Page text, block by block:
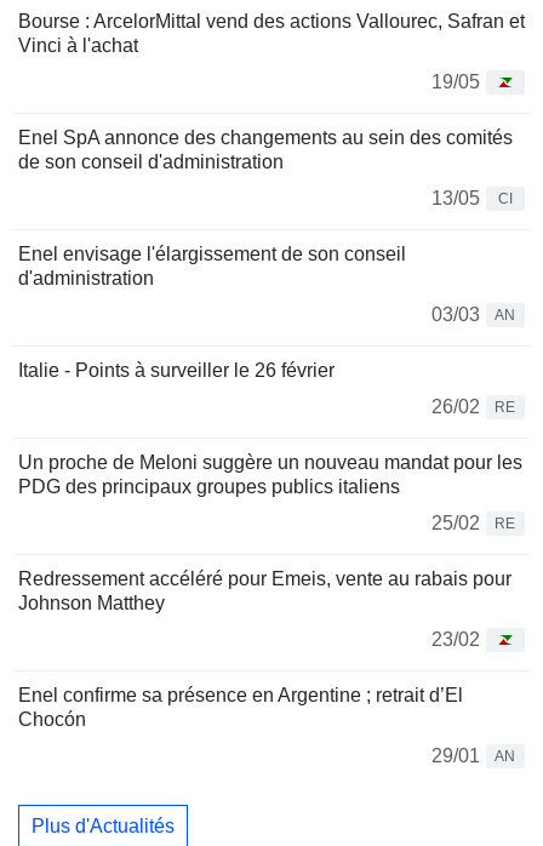
Bourse : ArcelorMittal vend des actions Vallourec, Safran et
Vinci à l'achat
19/05
Enel SpA annonce des changements au sein des comités
de son conseil d'administration
13/05
CI
Enel envisage l'élargissement de son conseil
d'administration
03/03
AN
Italie - Points à surveiller le 26 février
26/02
RE
Un proche de Meloni suggère un nouveau mandat pour les
PDG des principaux groupes publics italiens
25/02
RE
Redressement accéléré pour Emeis, vente au rabais pour
Johnson Matthey
23/02
Enel confirme sa présence en Argentine ; retrait d’El
Chocón
29/01
AN
Plus d'Actualités